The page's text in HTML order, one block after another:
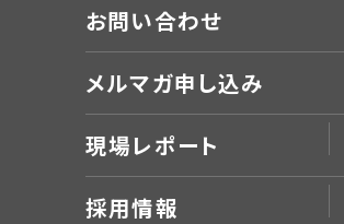
お問い合わせ
メルマガ申し込み
現場レポート
採用情報